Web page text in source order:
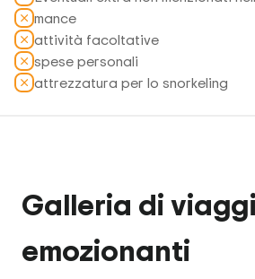
mance
attività facoltative
spese personali
attrezzatura per lo snorkeling
Galleria di viaggi
emozionanti